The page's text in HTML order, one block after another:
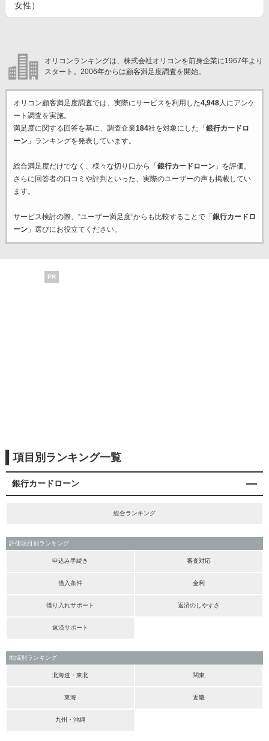
女性）
オリコンランキングは、株式会社オリコンを前身企業に1967年より
スタート。2006年からは顧客満足度調査を開始。
オリコン顧客満足度調査では、実際にサービスを利用した4,948人にアンケ
ート調査を実施。
満足度に関する回答を基に、調査企業184社を対象にした「 銀行カードロ
ーン」ランキングを発表しています。
総合満足度だけでなく、様々な切り口から「 銀行カードローン」を評価。
さらに回答者の口コミや評判といった、実際のユーザーの声も掲載してい
ます。
サービス検討の際、“ユーザー満足度”からも比較することで「 銀行カードロ
ーン」選びにお役立てください。
PR
項目別ランキング一覧
銀行カードローン
総合ランキング
評価項目別ランキング
申込み手続き 審査対応
借入条件 金利
借り入れサポート 返済のしやすさ
返済サポート
地域別ランキング
北海道・東北 関東
東海 近畿
九州・沖縄